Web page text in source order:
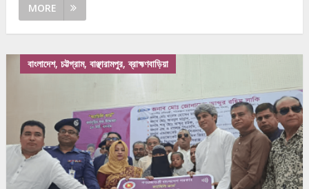
MORE
বাংলাদেশ, চট্টগ্রাম, বাঞ্ছারামপুর, ব্রাহ্মণবাড়িয়া